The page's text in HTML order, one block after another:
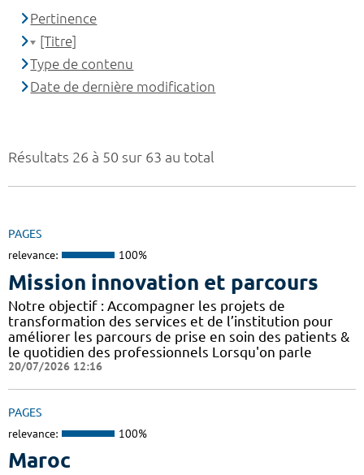
Résultats 26 à 50 sur 63 au total
PAGES
relevance: 100%
Mission innovation et parcours
Notre objectif : Accompagner les projets de
transformation des services et de l’institution pour
améliorer les parcours de prise en soin des patients &
le quotidien des professionnels Lorsqu'on parle
20/07/2026 12:16
PAGES
relevance: 100%
Maroc
Pertinence
[Titre]
Type de contenu
Date de dernière modification